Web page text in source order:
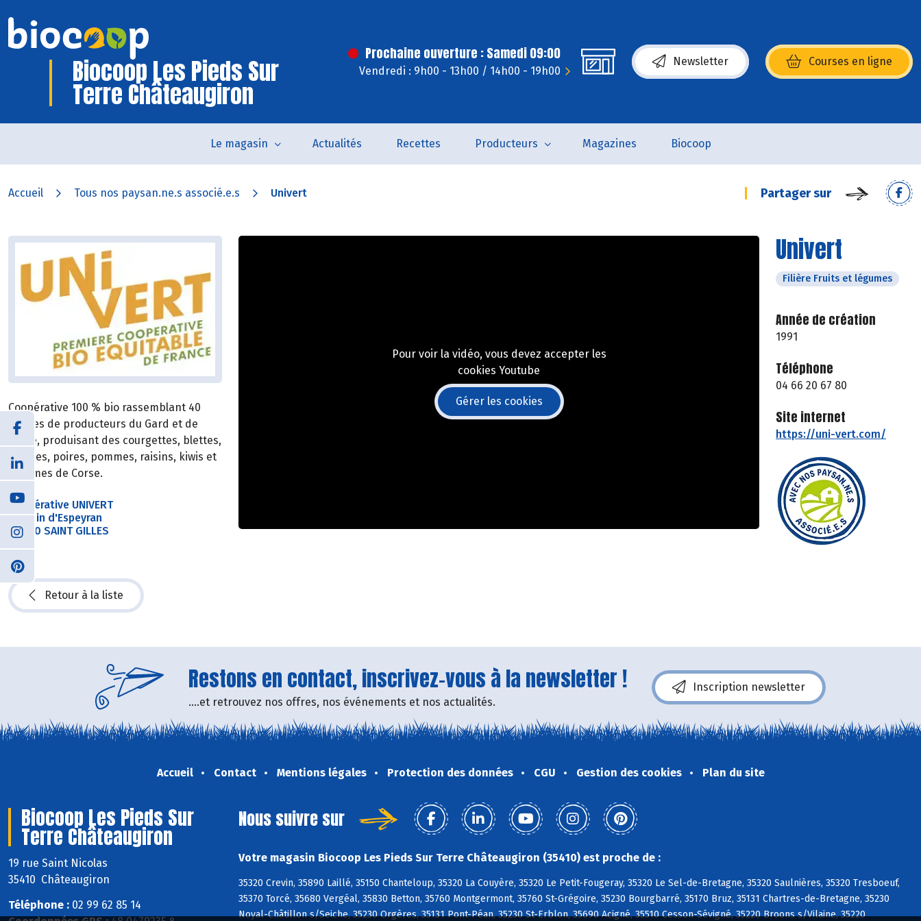
Biocoop Les Pieds Sur
Terre Châteaugiron
Prochaine ouverture : Samedi 09:00
Vendredi : 9h00 - 13h00 / 14h00 - 19h00
Newsletter Courses en ligne
(s’ouvre dans une nouvelle fenêtre)
Le magasin Actualités Recettes Producteurs Magazines Biocoop
Accueil Tous nos paysan.ne.s associé.e.s Univert Partager sur
Univert
Filière Fruits et légumes
Année de création
1991
Téléphone
04 66 20 67 80
Site internet
https://uni-vert.com/
Coopérative 100 % bio rassemblant 40
fermes de producteurs du Gard et de
Corse, produisant des courgettes, blettes,
salades, poires, pommes, raisins, kiwis et
agrumes de Corse.
Coopérative UNIVERT
Chemin d'Espeyran
30800 SAINT GILLES
Pour voir la vidéo, vous devez accepter les
cookies Youtube
Gérer les cookies
Retour à la liste
Restons en contact, inscrivez-vous à la newsletter !
....et retrouvez nos offres, nos événements et nos actualités.
Inscription newsletter
Accueil Contact Mentions légales Protection des données CGU Gestion des cookies Plan du site
Biocoop Les Pieds Sur
Terre Châteaugiron
19 rue Saint Nicolas
35410 Châteaugiron
Téléphone : 02 99 62 85 14
Nous suivre sur
Votre magasin Biocoop Les Pieds Sur Terre Châteaugiron (35410) est proche de :
35320 Crevin, 35890 Laillé, 35150 Chanteloup, 35320 La Couyère, 35320 Le Petit-Fougeray, 35320 Le Sel-de-Bretagne, 35320 Saulnières, 35320 Tresboeuf,
35370 Torcé, 35680 Vergéal, 35830 Betton, 35760 Montgermont, 35760 St-Grégoire, 35230 Bourgbarré, 35170 Bruz, 35131 Chartres-de-Bretagne, 35230
Noyal-Châtillon s/Seiche, 35230 Orgères, 35131 Pont-Péan, 35230 St-Erblon, 35690 Acigné, 35510 Cesson-Sévigné, 35220 Broons s/Vilaine, 35220